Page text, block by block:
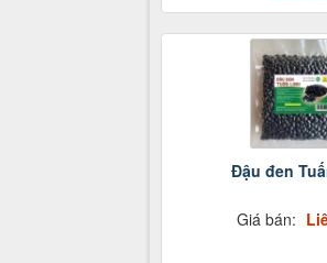
Đậu đen
Giá bán: